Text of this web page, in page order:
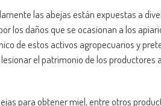
las abejas están expuestas a
los daños que se ocasionan a los
de estos activos agropecuarios y
el patrimonio de los productores
para obtener miel, entre otros